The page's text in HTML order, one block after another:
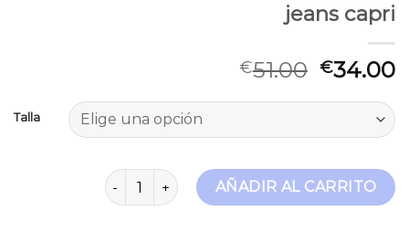
jeans capri
€51.00 €34.00
Talla
jeans capri cantidadAÑADIR AL CARRITO